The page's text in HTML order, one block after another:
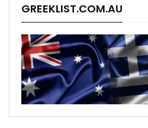
GREEKLIST.COM.AU